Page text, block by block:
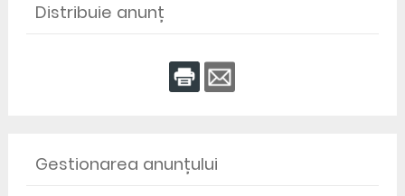
Distribuie anunț
Gestionarea anunțului